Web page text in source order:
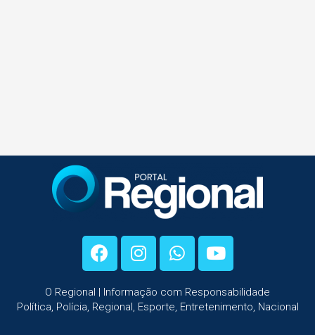
O Regional | Informação com Responsabilidade
Política, Polícia, Regional, Esporte, Entretenimento, Nacional